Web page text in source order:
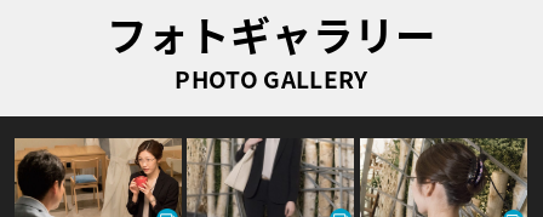
フォトギャラリー
PHOTO GALLERY